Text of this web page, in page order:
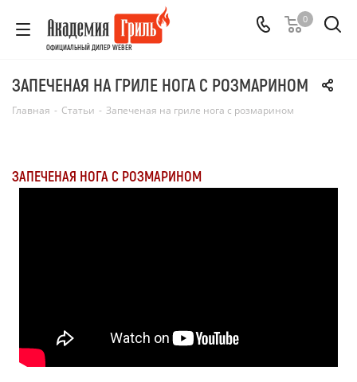
ОФИЦИАЛЬНЫЙ ДИЛЕР WEBER
0
ЗАПЕЧЕНАЯ НА ГРИЛЕ НОГА С РОЗМАРИНОМ
Главная - Статьи - Запеченая на гриле нога с розмарином
ЗАПЕЧЕНАЯ НОГА С РОЗМАРИНОМ